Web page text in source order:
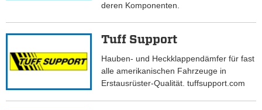
deren Komponenten.
Tuff Support
Hauben- und Heckklappendämfer für fast
alle amerikanischen Fahrzeuge in
Erstausrüster-Qualität. tuffsupport.com